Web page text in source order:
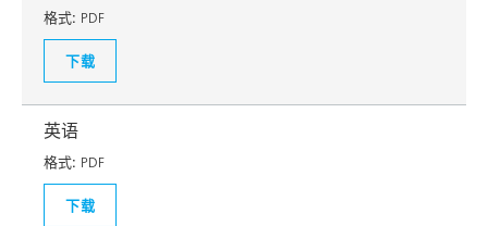
格式: PDF
下载
英语
格式: PDF
下载